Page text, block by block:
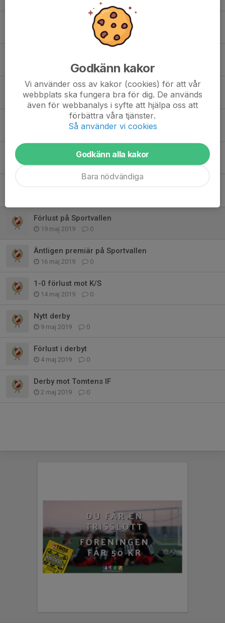
Tätt matchande efter längre uppehåll
6 jun 2019 0
Seger i derbyt
2 jun 2019 0
Derby mot Vartofta
29 maj 2019 0
Äntligen seger
26 maj 2019 0
Förlust på Sportvallen
19 maj 2019 0
Äntligen premiär på Sportvallen
16 maj 2019 0
1-0 förlust mot K/S
14 maj 2019 0
Nytt derby
9 maj 2019 0
Förlust i derbyt
4 maj 2019 0
Derby mot Tomtens IF
2 maj 2019 0
Godkänn kakor
Vi använder oss av kakor (cookies) för att vår
webbplats ska fungera bra för dig. De används
även för webbanalys i syfte att hjälpa oss att
förbättra våra tjänster.
Så använder vi cookies
Godkänn alla kakor
Bara nödvändiga